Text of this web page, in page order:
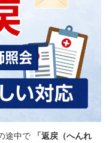
途中で
「返戻（へんれ